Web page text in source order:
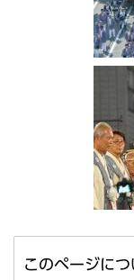
このページに